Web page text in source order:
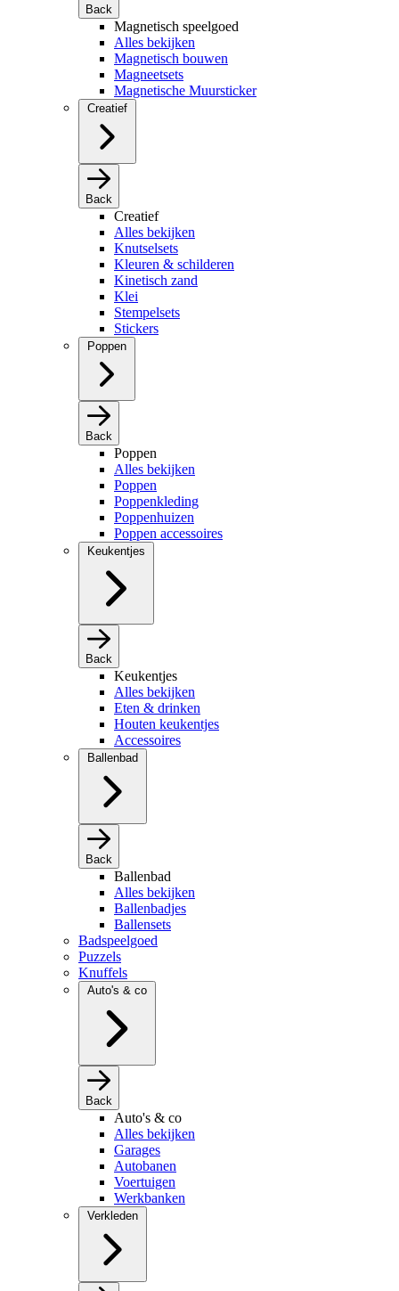
Back
Magnetisch speelgoed
Alles bekijken
Magnetisch bouwen
Magneetsets
Magnetische Muursticker
Creatief
Back
Creatief
Alles bekijken
Knutselsets
Kleuren & schilderen
Kinetisch zand
Klei
Stempelsets
Stickers
Poppen
Back
Poppen
Alles bekijken
Poppen
Poppenkleding
Poppenhuizen
Poppen accessoires
Keukentjes
Back
Keukentjes
Alles bekijken
Eten & drinken
Houten keukentjes
Accessoires
Ballenbad
Back
Ballenbad
Alles bekijken
Ballenbadjes
Ballensets
Badspeelgoed
Puzzels
Knuffels
Auto's & co
Back
Auto's & co
Alles bekijken
Garages
Autobanen
Voertuigen
Werkbanken
Verkleden